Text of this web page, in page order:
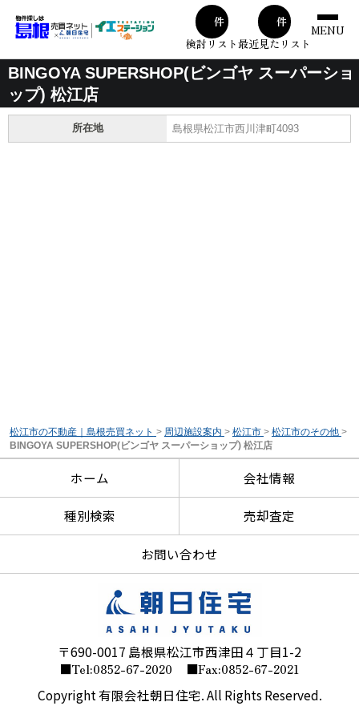
00件
検討リスト
00件
最近見たリスト
MENU
BINGOYA SUPERSHOP(ビンゴヤ スーパーショ
ップ) 松江店
所在地 島根県松江市西川津町4093
松江市の不動産｜島根売買ネット > 周辺施設案内 > 松江市 > 松江市のその他 >
BINGOYA SUPERSHOP(ビンゴヤ スーパーショップ) 松江店
ホーム 会社情報
種別検索 売却査定
お問い合わせ
〒690-0017 島根県松江市西津田４丁目1-2
■Tel:0852-67-2020 ■Fax:0852-67-2021
Copyright 有限会社朝日住宅. All Rights Reserved.